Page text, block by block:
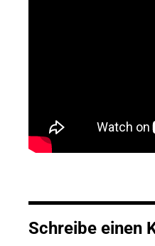
Schreibe einen